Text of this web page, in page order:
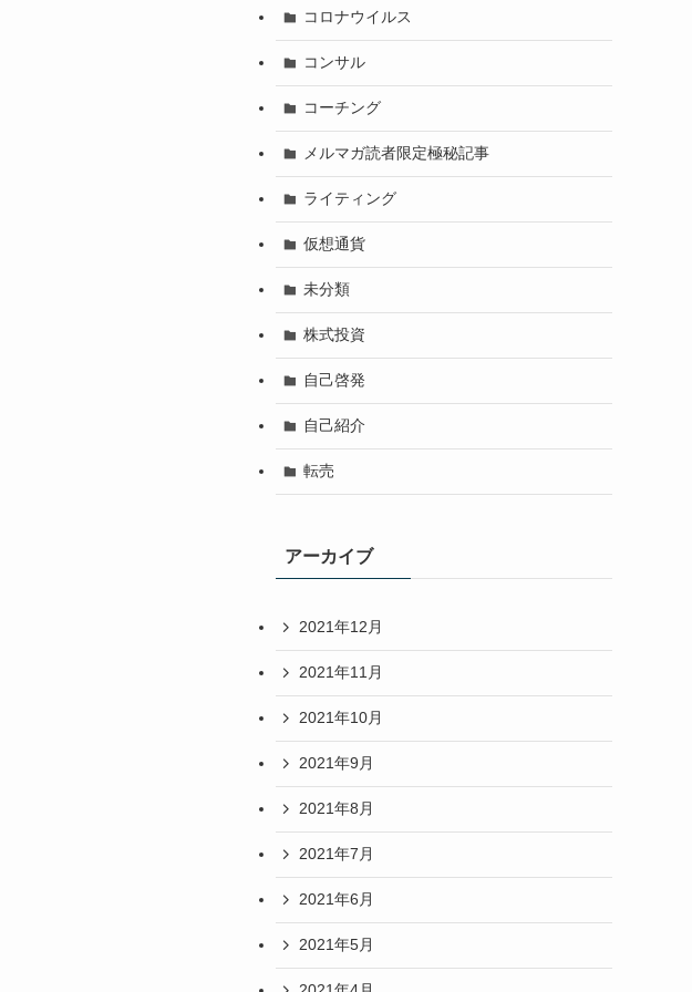
コロナウイルス
コンサル
コーチング
メルマガ読者限定極秘記事
ライティング
仮想通貨
未分類
株式投資
自己啓発
自己紹介
転売
アーカイブ
2021年12月
2021年11月
2021年10月
2021年9月
2021年8月
2021年7月
2021年6月
2021年5月